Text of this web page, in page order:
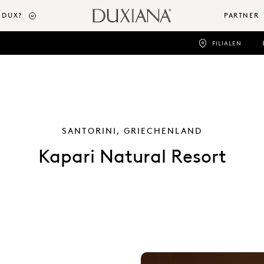
PARTNER
FILIALEN
SANTORINI, GRIECHENLAND
Kapari Natural Resort